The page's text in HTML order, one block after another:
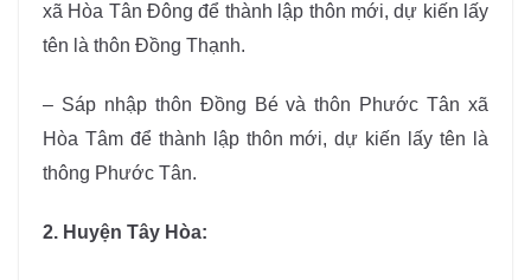
xã Hòa Tân Đông để thành lập thôn mới, dự kiến lấy
tên là thôn Đồng Thạnh.
– Sáp nhập thôn Đồng Bé và thôn Phước Tân xã
Hòa Tâm để thành lập thôn mới, dự kiến lấy tên là
thông Phước Tân.
2. Huyện Tây Hòa: